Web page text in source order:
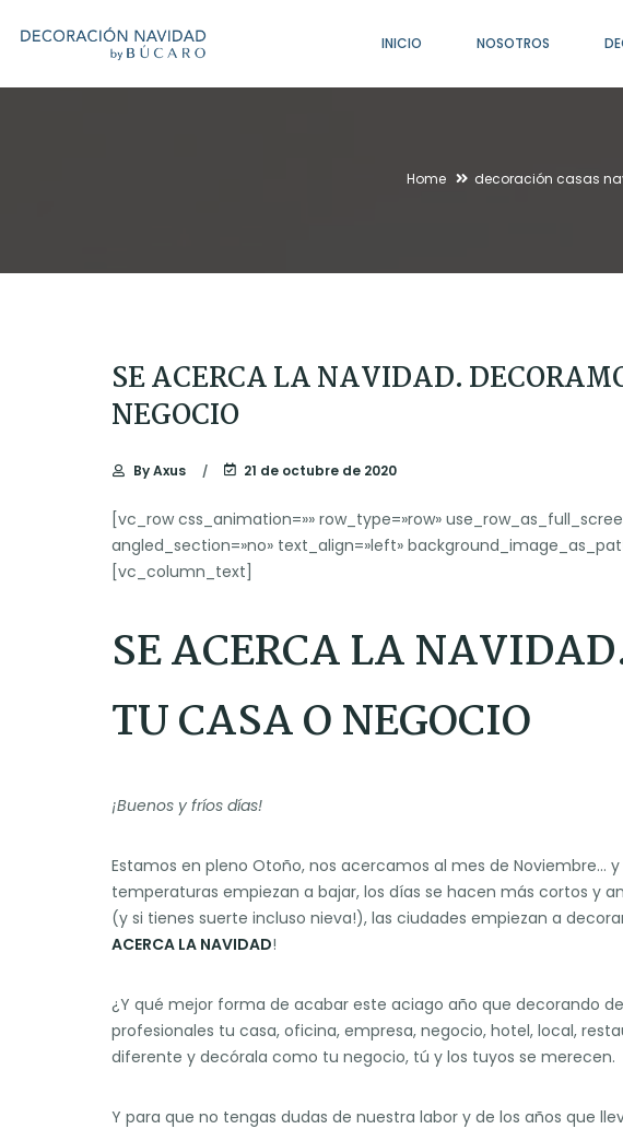
INICIO NOSOTROS
Home decoración casas
SE ACERCA LA NAVIDAD.
NEGOCIO
ByAxus 21 de octubre de 2020
[vc_row css_animation=»» row_type=»row»
angled_section=»no» text_align=»left»
[vc_column_text]
SE ACERCA LA
TU CASA O NEGOCIO
¡Buenos y fríos días!
Estamos en pleno Otoño, nos acercamos al mes de Noviembre…
temperaturas empiezan a bajar, los días se hacen más cortos y
(y si tienes suerte incluso nieva!), las ciudades empiezan a
ACERCA LA NAVIDAD!
¿Y qué mejor forma de acabar este aciago año que decorando
profesionales tu casa, oficina, empresa, negocio, hotel, local,
diferente y decórala como tu negocio, tú y los tuyos se merecen.
Y para que no tengas dudas de nuestra labor y de los años que